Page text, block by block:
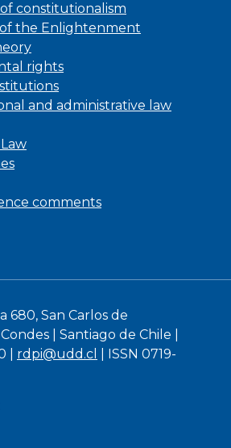
constitutionalism
the Enlightenment
rights
and administrative law
comments
680, San Carlos de
| Santiago de Chile |
| rdpi@udd.cl
| ISSN 0719-